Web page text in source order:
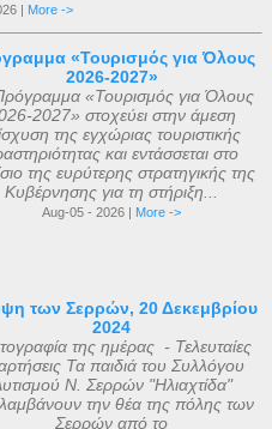
| More ->
«Τουρισμός για Όλους
2026-2027»
«Τουρισμός για Όλους
2027» στοχεύει στην άμεση
της εγχώριας τουριστικής
και εντάσσεται στο
της ευρύτερης στρατηγικής της
Κυβέρνησης για τη στήριξη...
Aug-05 - 2026 | More ->
των Σερρών, 20 Δεκεμβρίου
2024
της ημέρας - Τελευταίες
Τα παιδιά του Συλλόγου
Ν. Σερρών "Ηλιαχτίδα"
την θέα της πόλης των
Σερρών από το